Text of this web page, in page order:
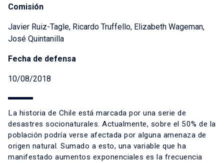
Comisión
Javier Ruiz-Tagle, Ricardo Truffello, Elizabeth Wageman,
José Quintanilla
Fecha de defensa
10/08/2018
La historia de Chile está marcada por una serie de
desastres socionaturales. Actualmente, sobre el 50% de la
población podría verse afectada por alguna amenaza de
origen natural. Sumado a esto, una variable que ha
manifestado aumentos exponenciales es la frecuencia